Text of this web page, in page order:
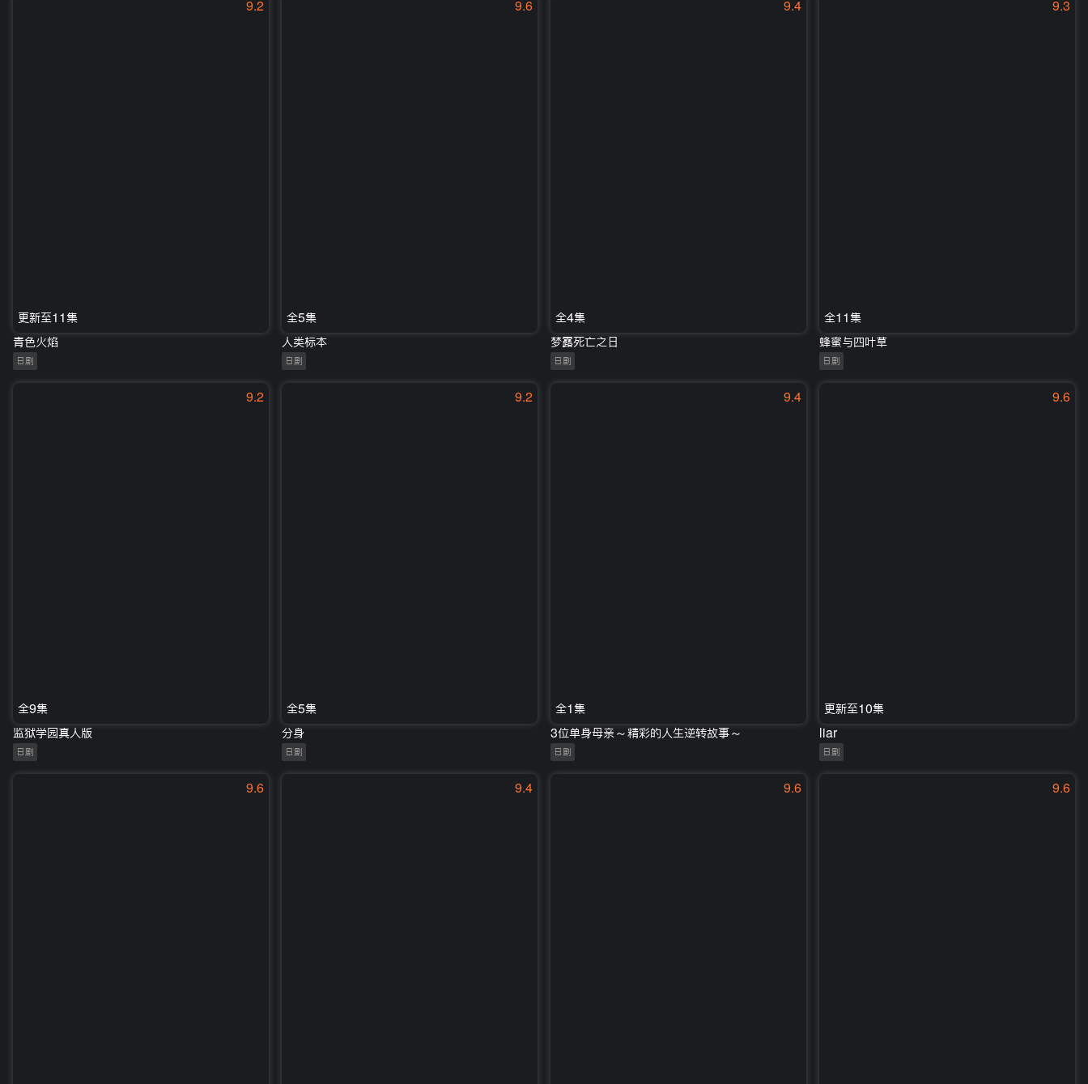
9.2
更新至11集
青色火焰
日剧
9.6
全5集
人类标本
日剧
9.4
全4集
梦露死亡之日
日剧
9.3
全11集
蜂蜜与四叶草
日剧
9.2
全9集
监狱学园真人版
日剧
9.2
全5集
分身
日剧
9.4
全1集
3位单身母亲～精彩的人生逆转故事～
日剧
9.6
更新至10集
liar
日剧
9.6 9.4 9.6 9.6